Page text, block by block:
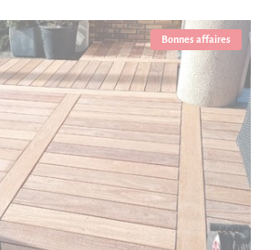
Bonnes affaires